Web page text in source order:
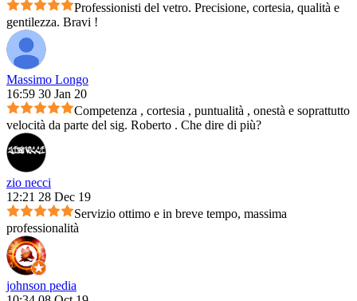
Professionisti del vetro. Precisione, cortesia, qualità e
gentilezza. Bravi !
Massimo Longo
16:59 30 Jan 20
Competenza , cortesia , puntualità , onestà e soprattutto
velocità da parte del sig. Roberto . Che dire di più?
zio necci
12:21 28 Dec 19
Servizio ottimo e in breve tempo, massima
professionalità
johnson pedia